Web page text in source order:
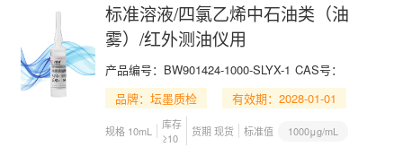
标准溶液/四氯乙烯中石油类（油
雾）/红外测油仪用
产品编号：BW901424-1000-SLYX-1 CAS号：
品牌：坛墨质检
有效期：2028-01-01
规格 10mL
库存
≥10
货期 现货 标准值 1000μg/mL